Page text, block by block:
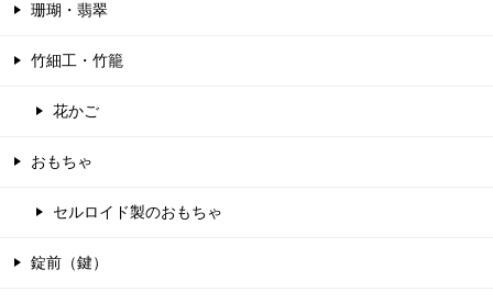
珊瑚・翡翠
竹細工・竹籠
花かご
おもちゃ
セルロイド製のおもちゃ
錠前（鍵）